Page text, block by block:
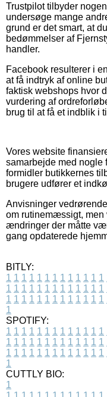
Trustpilot tilbyder
undersøge mange
grund er det smart, at
bedømmelser af
handler.
Facebook resulterer i
at få indtryk af online
faktisk webshops hvor
vurdering af
brug til at få et indblik i
Vores website
samarbejde med nogle
formidler butikkernes
brugere udfører et
Anvisninger
om rutinemæssigt, men
ændringer der måtte
gang opdaterede
BITLY:
1 1 1 1 1 1 1 1 1 1 1 1 1
1 1 1 1 1 1 1 1 1 1 1 1 1
1 1 1 1 1 1 1 1 1 1 1 1 1
1
SPOTIFY:
1 1 1 1 1 1 1 1 1 1 1 1 1
1 1 1 1 1 1 1 1 1 1 1 1 1
1 1 1 1 1 1 1 1 1 1 1 1 1
1
CUTTLY BIO:
1